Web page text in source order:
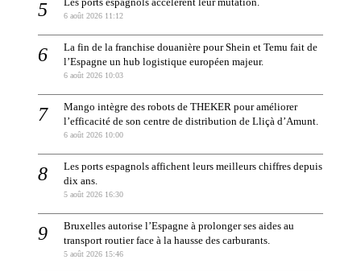
6 août 2026 11:12
La fin de la franchise douanière pour Shein et Temu fait de
l’Espagne un hub logistique européen majeur.
6 août 2026 10:03
Mango intègre des robots de THEKER pour améliorer
l’efficacité de son centre de distribution de Lliçà d’Amunt.
6 août 2026 10:00
Les ports espagnols affichent leurs meilleurs chiffres depuis
dix ans.
5 août 2026 16:30
Bruxelles autorise l’Espagne à prolonger ses aides au
transport routier face à la hausse des carburants.
5 août 2026 15:46